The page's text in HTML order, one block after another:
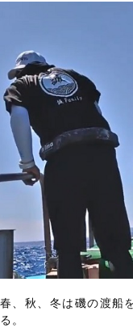
春、秋、冬は磯の渡船
る。